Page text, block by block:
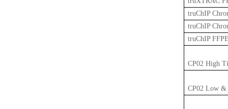
truChIP
truChIP
truChIP
CP02 High
CP02 Low &